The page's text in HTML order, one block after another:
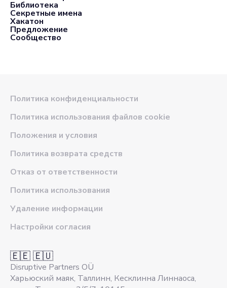
Библиотека
Секретные имена
Хакатон
Предложение
Сообщество
Политика конфиденциальности
Политика использования файлов cookie
Положения и условия
Политика возврата средств
Отказ от ответственности
Политика использования
Удаление информации
Настройки согласия
🇪🇪 🇪🇺
Disruptive Partners OÜ
Харьюский маяк, Таллинн, Кесклинна Линнаоса,